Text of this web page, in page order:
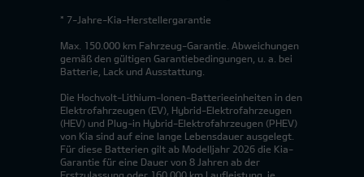
* 7-Jahre-Kia-Herstellergarantie
Max. 150.000 km Fahrzeug-Garantie. Abweichungen
gemäß den gültigen Garantiebedingungen, u. a. bei
Batterie, Lack und Ausstattung.
Die Hochvolt-Lithium-Ionen-Batterieeinheiten in den
Elektrofahrzeugen (EV), Hybrid-Elektrofahrzeugen
(HEV) und Plug-in Hybrid-Elektrofahrzeugen (PHEV)
von Kia sind auf eine lange Lebensdauer ausgelegt.
Für diese Batterien gilt ab Modelljahr 2026 die Kia-
Garantie für eine Dauer von 8 Jahren ab der
Erstzulassung oder 160.000 km Laufleistung, je